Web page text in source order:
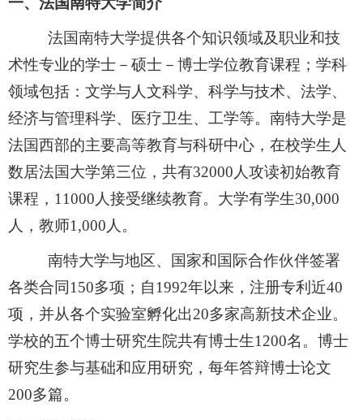
法国南特大学提供各个知识领域及职业和技
术性专业的学士－硕士－博士学位教育课程；学科
领域包括：文学与人文科学、科学与技术、法学、
经济与管理科学、医疗卫生、工学等。南特大学是
法国西部的主要高等教育与科研中心，在校学生人
数居法国大学第三位，共有32000人攻读初始教育
课程，11000人接受继续教育。大学有学生30,000
人，教师1,000人。
南特大学与地区、国家和国际合作伙伴签署
各类合同150多项；自1992年以来，注册专利近40
项，并从各个实验室孵化出20多家高新技术企业。
学校的五个博士研究生院共有博士生1200名。博士
研究生参与基础和应用研究，每年答辩博士论文
200多篇。